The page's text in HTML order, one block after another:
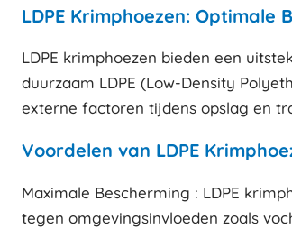
LDPE Krimphoezen: Optimale
LDPE krimphoezen bieden een
duurzaam LDPE (Low-Density
externe factoren tijdens opslag en
Voordelen van LDPE
Maximale Bescherming : LDPE
tegen omgevingsinvloeden zoals